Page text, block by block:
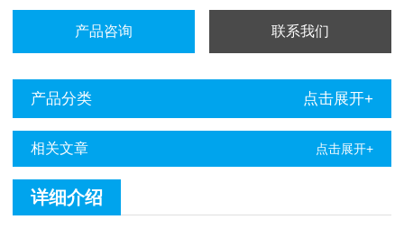
产品咨询 联系我们
产品分类 点击展开+
相关文章 点击展开+
详细介绍